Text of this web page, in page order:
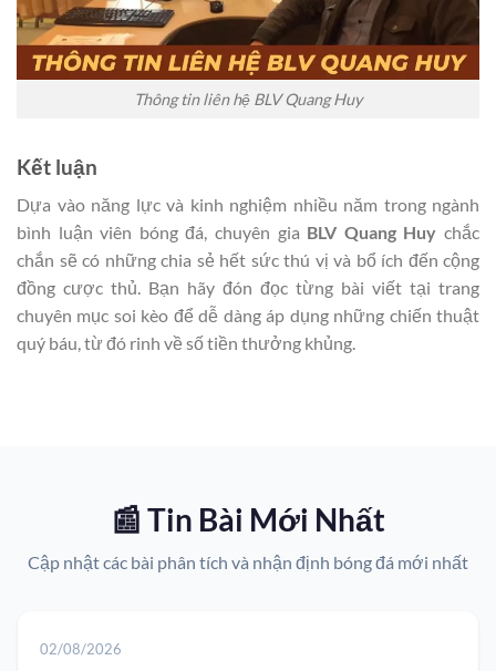
Thông tin liên hệ BLV Quang Huy
Kết luận
Dựa vào năng lực và kinh nghiệm nhiều năm trong ngành
bình luận viên bóng đá, chuyên gia BLV Quang Huy chắc
chắn sẽ có những chia sẻ hết sức thú vị và bổ ích đến cộng
đồng cược thủ. Bạn hãy đón đọc từng bài viết tại trang
chuyên mục soi kèo để dễ dàng áp dụng những chiến thuật
quý báu, từ đó rinh về số tiền thưởng khủng.
📰 Tin Bài Mới Nhất
Cập nhật các bài phân tích và nhận định bóng đá mới nhất
02/08/2026